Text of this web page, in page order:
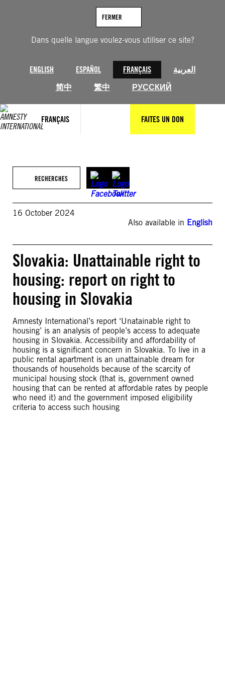
Dans quelle langue voulez-vous utiliser ce site?
ENGLISH ESPAÑOL FRANÇAIS
العربية
简中
繁中 РУССКИЙ
FERMER
FRANÇAIS FAITES UN DON
RECHERCHES
16 October 2024
Also available in English
Slovakia: Unattainable right to
housing: report on right to
housing in Slovakia
Amnesty International’s report ‘Unatainable right to
housing’ is an analysis of people’s access to adequate
housing in Slovakia. Accessibility and affordability of
housing is a significant concern in Slovakia. To live in a
public rental apartment is an unattainable dream for
thousands of households because of the scarcity of
municipal housing stock (that is, government owned
housing that can be rented at affordable rates by people
who need it) and the government imposed eligibility
criteria to access such housing